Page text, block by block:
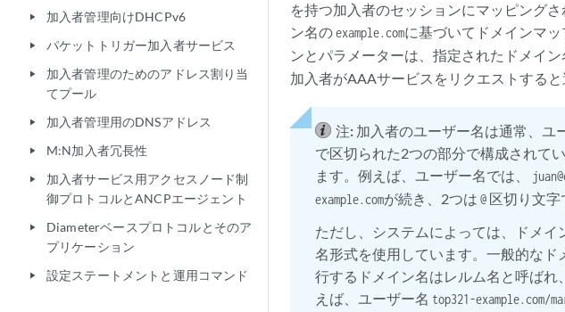
play_arrow 加入者管理向けDHCPv6
play_arrow パケットトリガー加入者サービス
play_arrow
加入者管理のためのアドレス割り当
てプール
play_arrow 加入者管理用のDNSアドレス
play_arrow M:N加入者冗長性
play_arrow
加入者サービス用アクセスノード制
御プロトコルとANCPエージェント
play_arrow
Diameterベースプロトコルとそのア
プリケーション
play_arrow 設定ステートメントと運用コマンド
を持つ加入者のセッションにマッピング
ン名のexample.comに基づいてドメインマ
ンとパラメーターは、指定されたドメイン
加入者がAAAサービスをリクエストすると
注: 加入者のユーザー名は通常、ユ
で区切られた2つの部分で構成されて
ます。例えば、ユーザー名では、
example.comが続き、2つは @ 区切り文字
ただし、システムによっては、ドメイ
名形式を使用しています。一般的な
行するドメイン名はレルム名と呼ば
えば、ユーザー名 top321-example.com/